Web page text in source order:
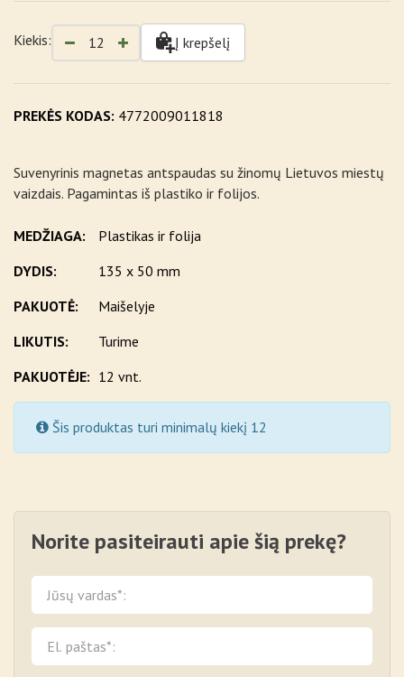
PREKĖS KODAS: 4772009011818
Suvenyrinis magnetas antspaudas su žinomų Lietuvos miestų
vaizdais. Pagamintas iš plastiko ir folijos.
MEDŽIAGA:
Plastikas ir folija
DYDIS:
135 x 50 mm
PAKUOTĖ:
Maišelyje
LIKUTIS:
Turime
PAKUOTĖJE: 12 vnt.
Kiekis: Į krepšelį
Šis produktas turi minimalų kiekį 12
Norite pasiteirauti apie šią prekę?